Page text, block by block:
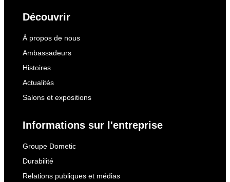
Découvrir
À propos de nous
Ambassadeurs
Histoires
Actualités
Salons et expositions
Informations sur l'entreprise
Groupe Dometic
Durabilité
Relations publiques et médias